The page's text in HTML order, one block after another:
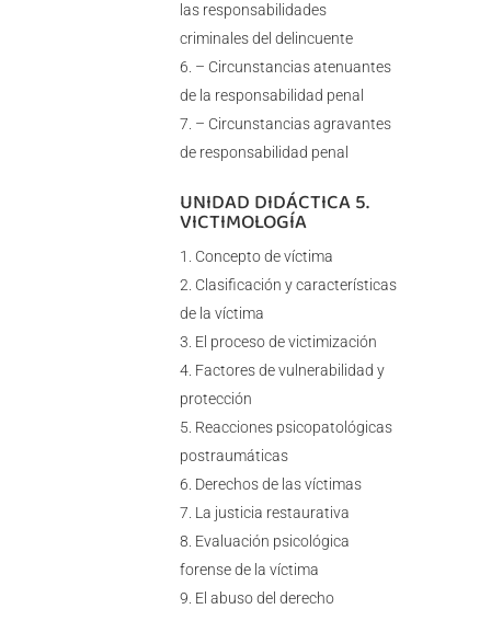
las responsabilidades
criminales del delincuente
– Circunstancias atenuantes
de la responsabilidad penal
– Circunstancias agravantes
de responsabilidad penal
UNIDAD DIDÁCTICA 5.
VICTIMOLOGÍA
Concepto de víctima
Clasificación y características
de la víctima
El proceso de victimización
Factores de vulnerabilidad y
protección
Reacciones psicopatológicas
postraumáticas
Derechos de las víctimas
La justicia restaurativa
Evaluación psicológica
forense de la víctima
El abuso del derecho